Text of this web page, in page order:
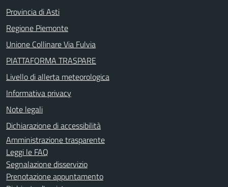
Provincia di Asti
Regione Piemonte
Unione Collinare Via Fulvia
PIATTAFORMA TRASPARE
Livello di allerta meteorologica
Informativa privacy
Note legali
Dichiarazione di accessibilità
Amministrazione trasparente
Leggi le FAQ
Segnalazione disservizio
Prenotazione appuntamento